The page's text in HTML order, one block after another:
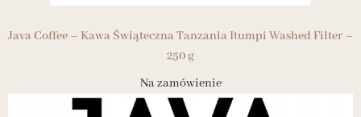
Java Coffee – Kawa Świąteczna Tanzania Itumpi Washed Filter –
250 g
Na zamówienie